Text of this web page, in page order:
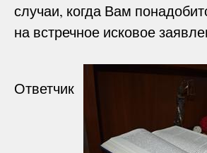
случаи, когда Вам
на встречное исковое
Ответчик